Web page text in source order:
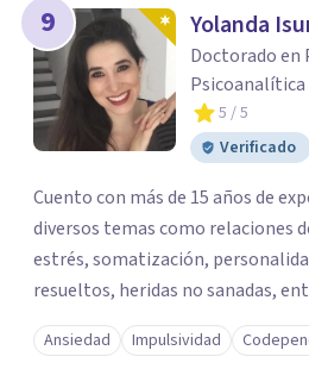
9 Yolanda
Doctorado en
Psicoanalítica
5 / 5
Verificado
Cuento con más de 15 años de
diversos temas como relaciones
estrés, somatización,
resueltos, heridas no sanadas,
Ansiedad Impulsividad